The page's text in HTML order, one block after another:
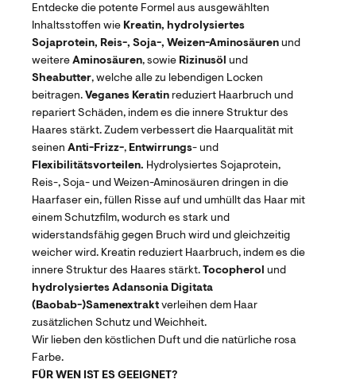
Entdecke die potente Formel aus ausgewählten
Inhaltsstoffen wie Kreatin, hydrolysiertes
Sojaprotein, Reis-, Soja-, Weizen-Aminosäuren und
weitere Aminosäuren, sowie Rizinusöl und
Sheabutter, welche alle zu lebendigen Locken
beitragen. Veganes Keratin reduziert Haarbruch und
repariert Schäden, indem es die innere Struktur des
Haares stärkt. Zudem verbessert die Haarqualität mit
seinen Anti-Frizz-, Entwirrungs- und
Flexibilitätsvorteilen. Hydrolysiertes Sojaprotein,
Reis-, Soja- und Weizen-Aminosäuren dringen in die
Haarfaser ein, füllen Risse auf und umhüllt das Haar mit
einem Schutzfilm, wodurch es stark und
widerstandsfähig gegen Bruch wird und gleichzeitig
weicher wird. Kreatin reduziert Haarbruch, indem es die
innere Struktur des Haares stärkt. Tocopherol und
hydrolysiertes Adansonia Digitata
(Baobab-)Samenextrakt verleihen dem Haar
zusätzlichen Schutz und Weichheit.
Wir lieben den köstlichen Duft und die natürliche rosa
Farbe.
FÜR WEN IST ES GEEIGNET?